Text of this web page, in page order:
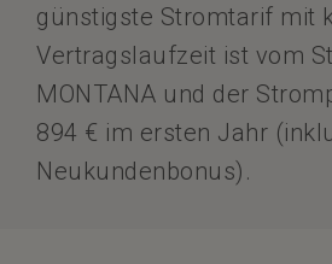
günstigste Stromtarif mit
Vertragslaufzeit ist vom
MONTANA und der
894 € im ersten Jahr
Neukundenbonus).